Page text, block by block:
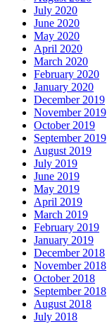
July 2020
June 2020
May 2020
April 2020
March 2020
February 2020
January 2020
December 2019
November 2019
October 2019
September 2019
August 2019
July 2019
June 2019
May 2019
April 2019
March 2019
February 2019
January 2019
December 2018
November 2018
October 2018
September 2018
August 2018
July 2018